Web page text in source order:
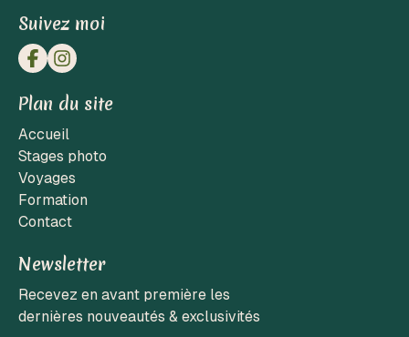
Suivez moi
Plan du site
Accueil
Stages photo
Voyages
Formation
Contact
Newsletter
Recevez en avant première les
dernières nouveautés & exclusivités